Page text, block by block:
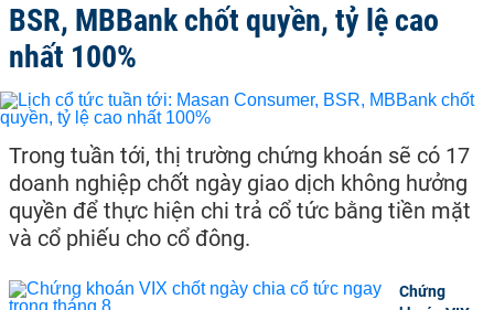
BSR, MBBank chốt quyền, tỷ lệ cao
nhất 100%
Trong tuần tới, thị trường chứng khoán sẽ có 17
doanh nghiệp chốt ngày giao dịch không hưởng
quyền để thực hiện chi trả cổ tức bằng tiền mặt
và cổ phiếu cho cổ đông.
Chứng